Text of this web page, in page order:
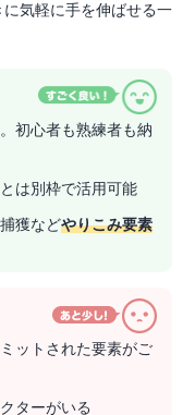
に気軽に手を伸ばせる一
。初心者も熟練者も納
は別枠で活用可能
獲などやりこみ要素
ットされた要素がご
ターがいる